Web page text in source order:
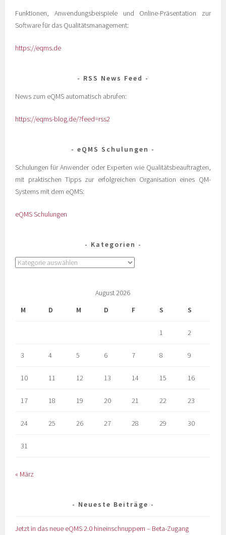
Funktionen, Anwendungsbeispiele und Online-Präsentation zur
Software für das Qualitätsmanagement:
https://eqms.de
RSS News Feed
News zum eQMS automatisch abrufen:
https://eqms-blog.de/?feed=rss2
eQMS Schulungen
Schulungen für Anwender oder Experten wie Qualitätsbeauftragten,
mit praktischen Tipps zur erfolgreichen Organisation eines QM-
Systems mit dem eQMS:
eQMS Schulungen
Kategorien
August 2026
M
D M D F S S
1 2
3 4 5 6 7 8 9
10 11 12 13 14 15 16
17 18 19 20 21 22 23
24 25 26 27 28 29 30
31
« März
Neueste Beiträge
Jetzt in das neue eQMS 2.0 hineinschnuppern – Beta-Zugang